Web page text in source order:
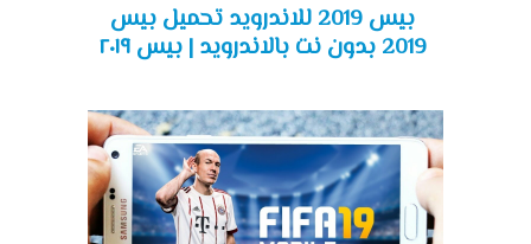
بيس 2019 للاندرويد تحميل بيس
2019 بدون نت بالاندرويد | بيس ٢٠١٩